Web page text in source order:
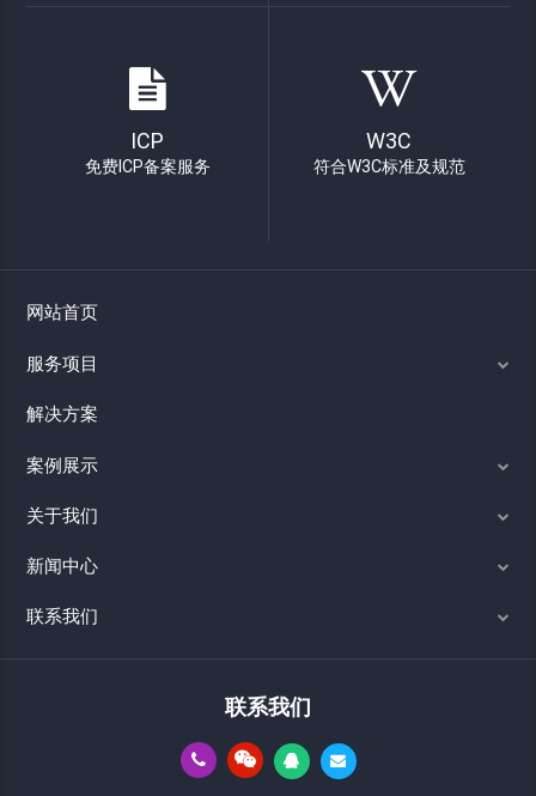
ICP
免费ICP备案服务
W3C
符合W3C标准及规范
网站首页
服务项目
解决方案
案例展示
关于我们
新闻中心
联系我们
联系我们